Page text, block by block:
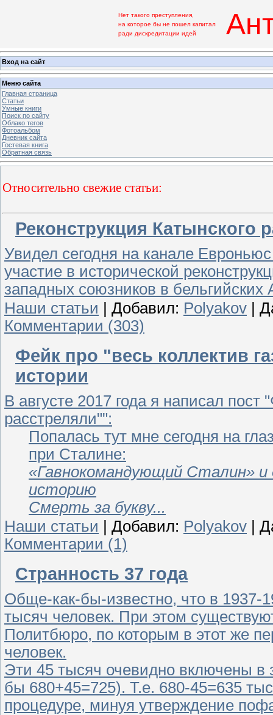
Нет такого преступления,
на которое бы не пошел капитал
ради дискредитации идей
Вход на сайт
Меню сайта
Главная страница
Статьи
Умные книги
Поиск по сайту
Облако тегов
Фотоальбом
Дневник сайта
Гостевая книга
Обратная связь
Относительно свежие статьи:
Реконструкция Катынского
Увидел сегодня на канале
участие в исторической
западных союзников в бельгийских
Наши статьи
Добавил: Polyakov |
Комментарии (303)
Фейк про "весь коллектив
истории
В августе 2017 года я написал пост
расстреляли"":
Попалась тут мне сегодня на
при Сталине:
«Гавнокомандующий Сталин»
историю
Смерть за букву...
Наши статьи
Добавил: Polyakov |
Комментарии (1)
Странность 37 года
Обще-как-бы-известно, что в 1937-
тысяч человек. При этом
Политбюро, по которым в этот же
человек.
Эти 45 тысяч очевидно включены в
бы 680+45=725). Т.е. 680-45=635
процедуре, минуя утверждение